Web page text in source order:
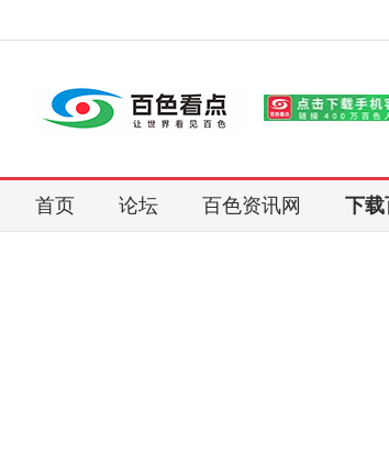
首页 论坛 百色资讯网 下载